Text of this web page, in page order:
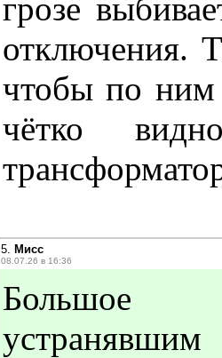
грозе
отключения.
чтобы по
чётко
5. Мисс
08.07.26 в 16:36
Большое